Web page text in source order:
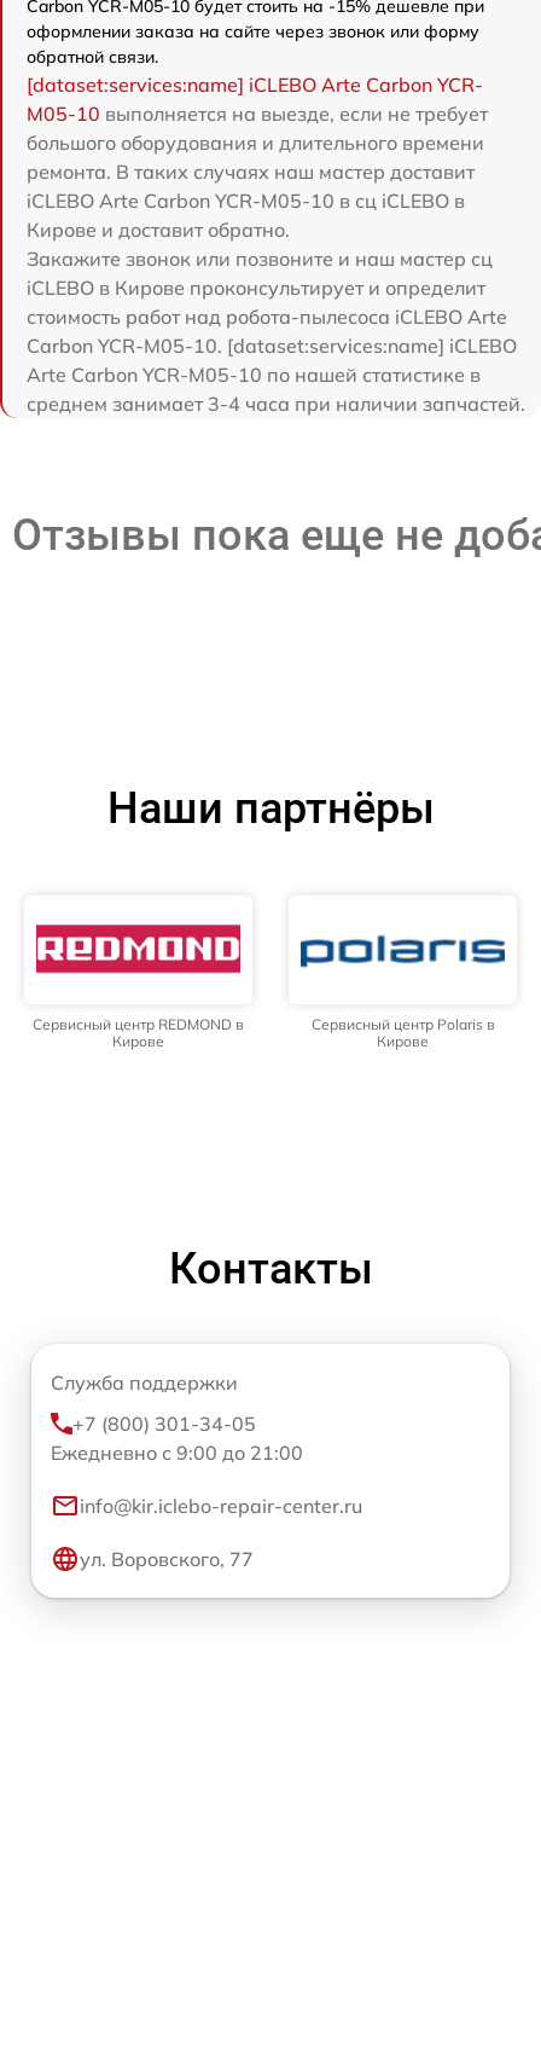
Carbon YCR-M05-10 будет стоить на -15% дешевле при
оформлении заказа на сайте через звонок или форму
обратной связи.
[dataset:services:name] iCLEBO Arte Carbon YCR-
M05-10 выполняется на выезде, если не требует
большого оборудования и длительного времени
ремонта. В таких случаях наш мастер доставит
iCLEBO Arte Carbon YCR-M05-10 в сц iCLEBO в
Кирове и доставит обратно.
Закажите звонок или позвоните и наш мастер сц
iCLEBO в Кирове проконсультирует и определит
стоимость работ над робота-пылесоса iCLEBO Arte
Carbon YCR-M05-10. [dataset:services:name] iCLEBO
Arte Carbon YCR-M05-10 по нашей статистике в
среднем занимает 3-4 часа при наличии запчастей.
Отзывы пока еще не
Наши партнёры
Сервисный центр REDMOND в
Кирове
Сервисный центр Polaris в
Кирове
Контакты
Служба поддержки
+7 (800) 301-34-05
Ежедневно с 9:00 до 21:00
info@kir.iclebo-repair-center.ru
ул. Воровского, 77